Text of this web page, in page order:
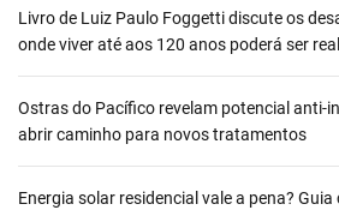
Livro de Luiz Paulo Foggetti discute os
onde viver até aos 120 anos poderá ser
Ostras do Pacífico revelam potencial anti-
abrir caminho para novos tratamentos
Energia solar residencial vale a pena?